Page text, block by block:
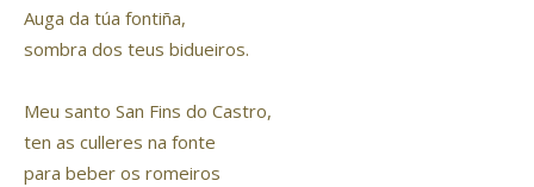
Auga da túa fontiña,
sombra dos teus bidueiros.
Meu santo San Fins do Castro,
ten as culleres na fonte
para beber os romeiros